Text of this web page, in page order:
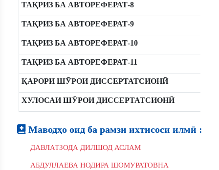
ТАҚРИЗ БА АВТОРЕФЕРАТ-8
ТАҚРИЗ БА АВТОРЕФЕРАТ-9
ТАҚРИЗ БА АВТОРЕФЕРАТ-10
ТАҚРИЗ БА АВТОРЕФЕРАТ-11
ҚАРОРИ ШӮРОИ ДИССЕРТАТСИОНӢ
ХУЛОСАИ ШӮРОИ ДИССЕРТАТСИОНӢ
Маводҳо оид ба рамзи ихтисоси илмӣ :
ДАВЛАТЗОДА ДИЛШОД АСЛАМ
АБДУЛЛАЕВА НОДИРА ШОМУРАТОВНА